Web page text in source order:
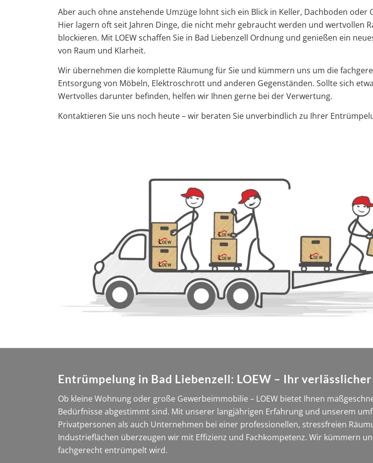
Aber auch ohne anstehende Umzüge lohnt sich ein Blick in Keller, Dachboden oder
Hier lagern oft seit Jahren Dinge, die nicht mehr gebraucht werden und wertvollen
blockieren. Mit LOEW schaffen Sie in Bad Liebenzell Ordnung und genießen ein
von Raum und Klarheit.
Wir übernehmen die komplette Räumung für Sie und kümmern uns um die
Entsorgung von Möbeln, Elektroschrott und anderen Gegenständen. Sollte sich
Wertvolles darunter befinden, helfen wir Ihnen gerne bei der Verwertung.
Kontaktieren Sie uns noch heute – wir beraten Sie unverbindlich zu Ihrer
Entrümpelung in Bad Liebenzell: LOEW – Ihr
Ob kleine Wohnung oder große Gewerbeimmobilie – LOEW bietet Ihnen
Bedürfnisse abgestimmt sind. Mit unserer langjährigen Erfahrung und unserem
Privatpersonen als auch Unternehmen bei einer professionellen, stressfreien
Industrieflächen überzeugen wir mit Effizienz und Fachkompetenz. Wir kümmern
fachgerecht entrümpelt wird.